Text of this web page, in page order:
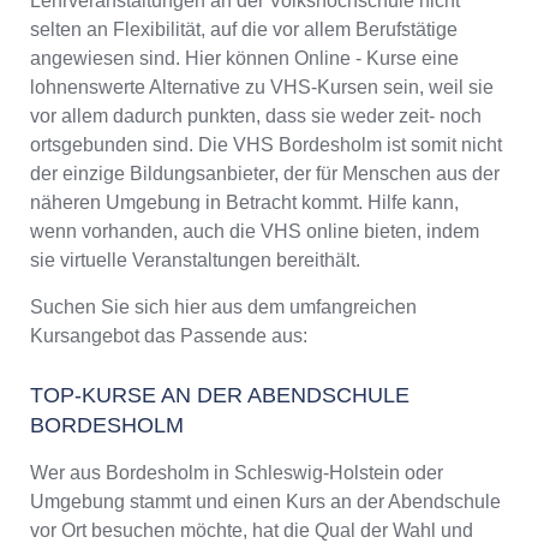
selten an Flexibilität, auf die vor allem Berufstätige
angewiesen sind. Hier können Online - Kurse eine
lohnenswerte Alternative zu VHS-Kursen sein, weil sie
vor allem dadurch punkten, dass sie weder zeit- noch
ortsgebunden sind. Die VHS Bordesholm ist somit nicht
der einzige Bildungsanbieter, der für Menschen aus der
näheren Umgebung in Betracht kommt. Hilfe kann,
wenn vorhanden, auch die VHS online bieten, indem
sie virtuelle Veranstaltungen bereithält.
Suchen Sie sich hier aus dem umfangreichen
Kursangebot das Passende aus:
TOP-KURSE AN DER ABENDSCHULE
BORDESHOLM
Wer aus Bordesholm in Schleswig-Holstein oder
Umgebung stammt und einen Kurs an der Abendschule
vor Ort besuchen möchte, hat die Qual der Wahl und